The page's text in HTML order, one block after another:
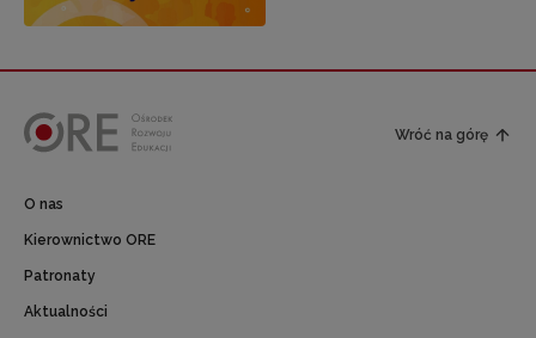
Wróć na górę
O nas
Kierownictwo ORE
Patronaty
Aktualności